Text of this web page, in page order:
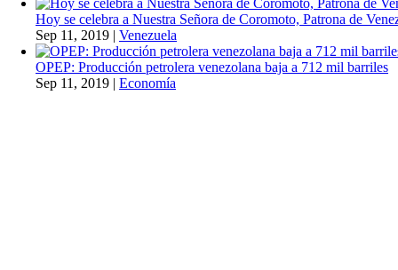
Hoy se celebra a Nuestra Señora de Coromoto, Patrona de
Sep 11, 2019 | Venezuela
OPEP: Producción petrolera venezolana baja a 712 mil barriles
Sep 11, 2019 | Economía